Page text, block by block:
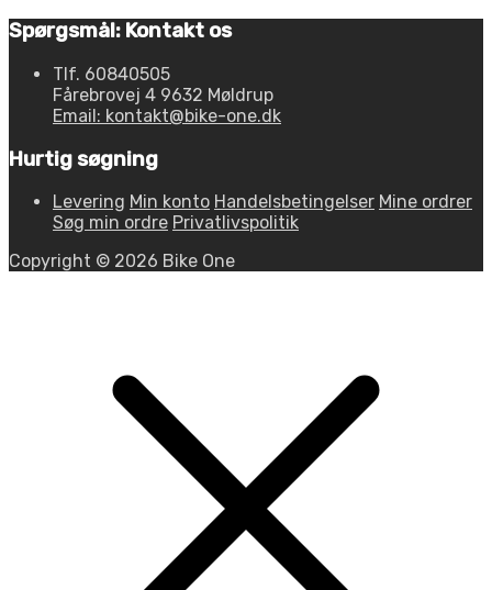
Spørgsmål: Kontakt os
Tlf. 60840505
Fårebrovej 4 9632 Møldrup
Email: kontakt@bike-one.dk
Hurtig søgning
Levering Min konto Handelsbetingelser Mine ordrer
Søg min ordre Privatlivspolitik
Copyright © 2026 Bike One